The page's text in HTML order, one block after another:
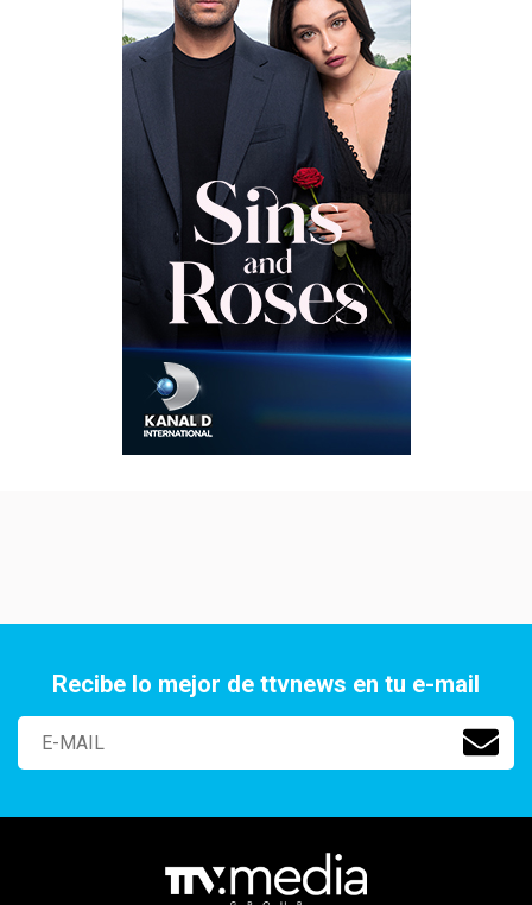
Recibe lo mejor de ttvnews en tu e-mail